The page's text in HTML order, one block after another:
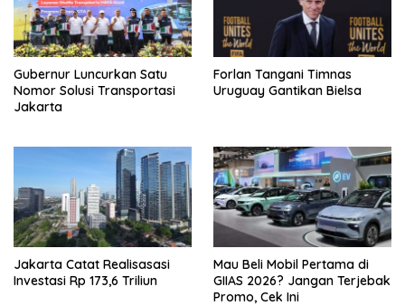
Gubernur Luncurkan Satu
Nomor Solusi Transportasi
Jakarta
Forlan Tangani Timnas
Uruguay Gantikan Bielsa
Jakarta Catat Realisasasi
Investasi Rp 173,6 Triliun
Mau Beli Mobil Pertama di
GIIAS 2026? Jangan Terjebak
Promo, Cek Ini